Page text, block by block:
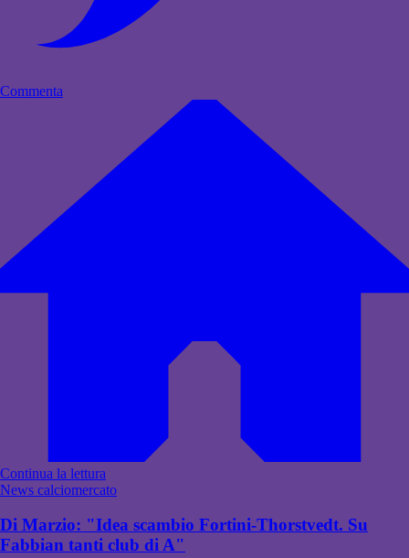
Commenta
Continua la lettura
News calciomercato
Di Marzio: "Idea scambio Fortini-Thorstvedt. Su
Fabbian tanti club di A"